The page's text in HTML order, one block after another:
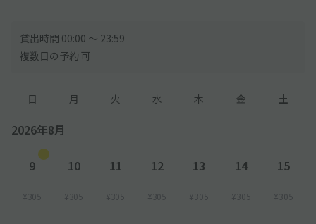
貸出時間 00:00 〜 23:59
複数日の予約 可
日 月 火 水 木 金 土
2026年8月
9
¥305
10
¥305
11
¥305
12
¥305
13
¥305
14
¥305
15
¥305